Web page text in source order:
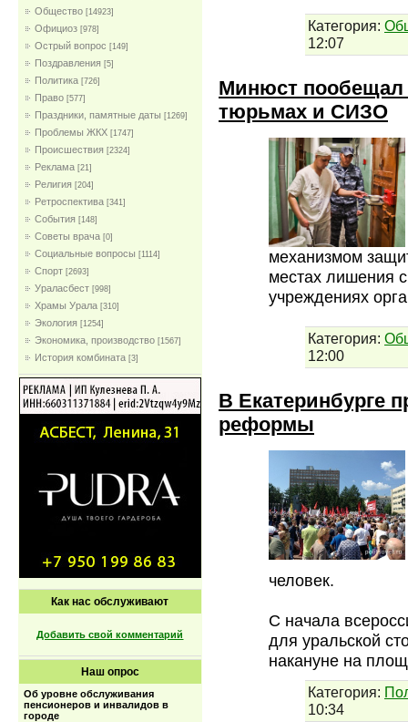
Общество [14923]
Официоз [978]
Острый вопрос [149]
Поздравления [5]
Политика [726]
Право [577]
Праздники, памятные даты [1269]
Проблемы ЖКХ [1747]
Проиcшествия [2324]
Реклама [21]
Религия [204]
Ретроспектива [341]
События [148]
Советы врача [0]
Социальные вопросы [1114]
Спорт [2693]
Ураласбест [998]
Храмы Урала [310]
Экология [1254]
Экономика, производство [1567]
История комбината [3]
Как нас обслуживают
Добавить свой комментарий
Наш опрос
Об уровне обслуживания
пенсионеров и инвалидов в
городе
Категория:
12:07
Минюст пообещал
тюрьмах и СИЗО
механизмом
местах лишения
учреждениях
Категория:
12:00
В Екатеринбурге
реформы
человек.
С начала
для уральской
накануне на
Категория:
10:34